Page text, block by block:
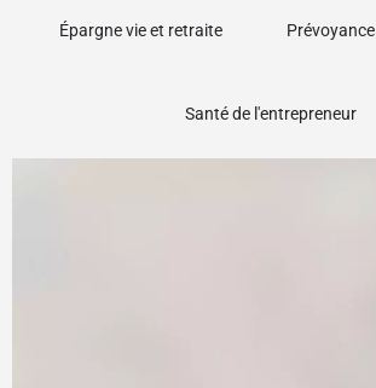
Épargne vie et retraite Prévoyance
Santé de l'entrepreneur